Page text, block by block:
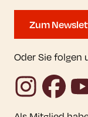
Zum
Oder Sie folgen
InstagramFacebook